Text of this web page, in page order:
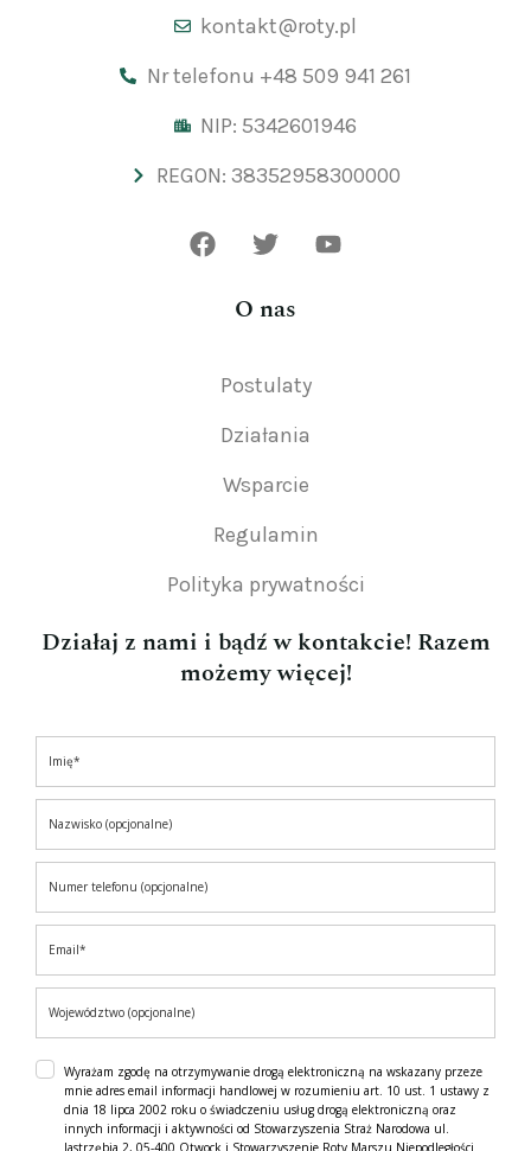
kontakt@roty.pl
Nr telefonu +48 509 941 261
NIP: 5342601946
REGON: 38352958300000
O nas
Postulaty
Działania
Wsparcie
Regulamin
Polityka prywatności
Działaj z nami i bądź w kontakcie! Razem
możemy więcej!
Wyrażam zgodę na otrzymywanie drogą elektroniczną na wskazany przeze
mnie adres email informacji handlowej w rozumieniu art. 10 ust. 1 ustawy z
dnia 18 lipca 2002 roku o świadczeniu usług drogą elektroniczną oraz
innych informacji i aktywności od Stowarzyszenia Straż Narodowa ul.